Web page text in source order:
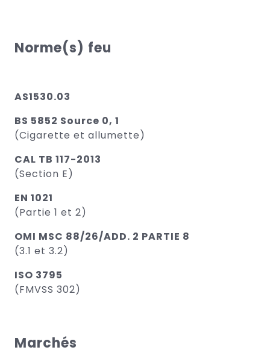
Norme(s) feu
AS1530.03
BS 5852 Source 0, 1
(Cigarette et allumette)
CAL TB 117-2013
(Section E)
EN 1021
(Partie 1 et 2)
OMI MSC 88/26/ADD. 2 PARTIE 8
(3.1 et 3.2)
ISO 3795
(FMVSS 302)
Marchés